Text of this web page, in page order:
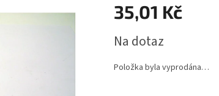
35,01 Kč
cena:
Na dotaz
Položka byla vyprodána…